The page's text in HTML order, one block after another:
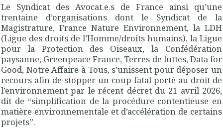
Le Syndicat des Avocat.e.s de France ainsi qu’une
trentaine d’organisations dont le Syndicat de la
Magistrature, France Nature Environnement, la LDH
(Ligue des droits de l’Homme/droits humains), la Ligue
pour la Protection des Oiseaux, la Confédération
paysanne, Greenpeace France, Terres de luttes, Data for
Good, Notre Affaire à Tous, s’unissent pour déposer un
recours afin de stopper un coup fatal porté au droit de
l’environnement par le récent décret du 21 avril 2026,
dit de “simplification de la procédure contentieuse en
matière environnementale et d’accélération de certains
projets”.